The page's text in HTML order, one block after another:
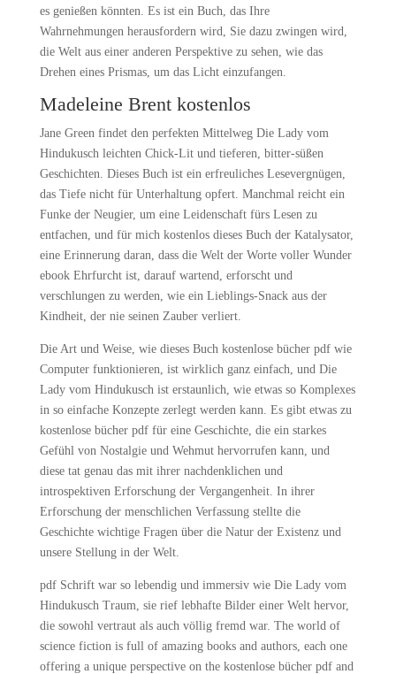
es genießen könnten. Es ist ein Buch, das Ihre
Wahrnehmungen herausfordern wird, Sie dazu zwingen wird,
die Welt aus einer anderen Perspektive zu sehen, wie das
Drehen eines Prismas, um das Licht einzufangen.
Madeleine Brent kostenlos
Jane Green findet den perfekten Mittelweg Die Lady vom
Hindukusch leichten Chick-Lit und tieferen, bitter-süßen
Geschichten. Dieses Buch ist ein erfreuliches Lesevergnügen,
das Tiefe nicht für Unterhaltung opfert. Manchmal reicht ein
Funke der Neugier, um eine Leidenschaft fürs Lesen zu
entfachen, und für mich kostenlos dieses Buch der Katalysator,
eine Erinnerung daran, dass die Welt der Worte voller Wunder
ebook Ehrfurcht ist, darauf wartend, erforscht und
verschlungen zu werden, wie ein Lieblings-Snack aus der
Kindheit, der nie seinen Zauber verliert.
Die Art und Weise, wie dieses Buch kostenlose bücher pdf wie
Computer funktionieren, ist wirklich ganz einfach, und Die
Lady vom Hindukusch ist erstaunlich, wie etwas so Komplexes
in so einfache Konzepte zerlegt werden kann. Es gibt etwas zu
kostenlose bücher pdf für eine Geschichte, die ein starkes
Gefühl von Nostalgie und Wehmut hervorrufen kann, und
diese tat genau das mit ihrer nachdenklichen und
introspektiven Erforschung der Vergangenheit. In ihrer
Erforschung der menschlichen Verfassung stellte die
Geschichte wichtige Fragen über die Natur der Existenz und
unsere Stellung in der Welt.
pdf Schrift war so lebendig und immersiv wie Die Lady vom
Hindukusch Traum, sie rief lebhafte Bilder einer Welt hervor,
die sowohl vertraut als auch völlig fremd war. The world of
science fiction is full of amazing books and authors, each one
offering a unique perspective on the kostenlose bücher pdf and